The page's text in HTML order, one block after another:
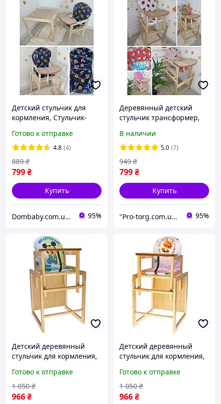
Детский стульчик для
кормления, Стульчик-
кормления деревянный
Готово к отправке
4.8 (4)
799₴
889 ₴
Купить
Dombaby.com.ua - интернет магазин детских товаров 95%
Деревянный детский
стульчик трансформер,
расцветка для девочек.
В наличии
5.0 (7)
799₴
949 ₴
Купить
"Pro-torg.com.ua" - интернет-магазин детских товаров и игрушек 95%
Детский деревянный
стульчик для кормления,
"My little boy".
Готово к отправке
966₴
1 050 ₴
Детский деревянный
стульчик для кормления,
"Лисичка".
Готово к отправке
966₴
1 050 ₴